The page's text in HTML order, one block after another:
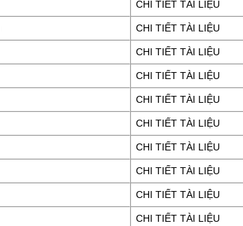
CHI TIẾT TÀI LIỆU
CHI TIẾT TÀI LIỆU
CHI TIẾT TÀI LIỆU
CHI TIẾT TÀI LIỆU
CHI TIẾT TÀI LIỆU
CHI TIẾT TÀI LIỆU
CHI TIẾT TÀI LIỆU
CHI TIẾT TÀI LIỆU
CHI TIẾT TÀI LIỆU
CHI TIẾT TÀI LIỆU